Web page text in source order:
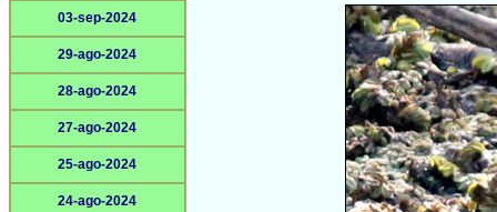
03-sep-2024
29-ago-2024
28-ago-2024
27-ago-2024
25-ago-2024
24-ago-2024